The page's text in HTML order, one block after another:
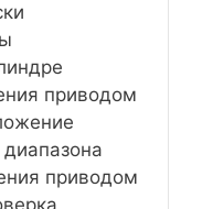
приводом
приводом